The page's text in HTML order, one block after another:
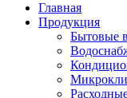
Главная
Продукция
Бытовые